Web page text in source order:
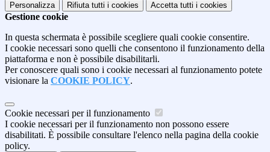
Personalizza Rifiuta tutti i cookies Accetta tutti i cookies
Gestione cookie
In questa schermata è possibile scegliere quali cookie consentire.
I cookie necessari sono quelli che consentono il funzionamento della
piattaforma e non è possibile disabilitarli.
Per conoscere quali sono i cookie necessari al funzionamento potete
visionare la COOKIE POLICY.
Cookie necessari per il funzionamento
I cookie necessari per il funzionamento non possono essere
disabilitati. È possibile consultare l'elenco nella pagina della cookie
policy.